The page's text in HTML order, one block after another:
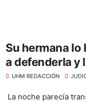
Su hermana
a defenderla y
ojo
UHM REDACCIÓN
La noche parecía